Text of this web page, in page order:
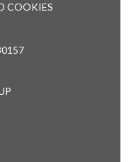
COOKIES